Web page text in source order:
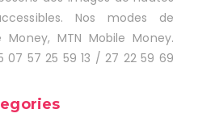
Nos modes de
MTN Mobile Money.
07 57 25 59 13 / 27 22 59 69